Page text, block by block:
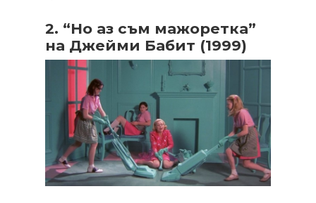
2. “Но аз съм мажоретка”
на Джейми Бабит (1999)